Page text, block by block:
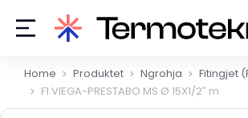
You are here:
Home Produktet Ngrohja
Fitingjet
F1 VIEGA-PRESTABO MS Ø 15X1/2″ m